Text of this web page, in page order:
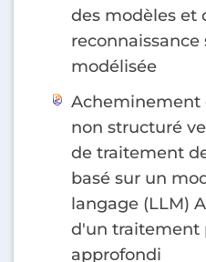
des modèles et
reconnaissance
modélisée
Acheminement
non structuré
de traitement
basé sur un
langage (LLM)
d'un traitement
approfondi